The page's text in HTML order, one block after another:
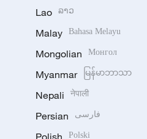
Lao ລາວ
Malay Bahasa Melayu
Mongolian Монгол
Myanmar မြန်မာဘာသာ
Nepali नेपाली
Persian فارسی
Polski